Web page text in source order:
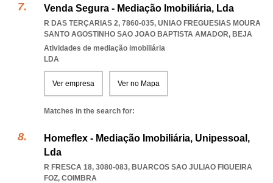
Venda Segura - Mediação Imobiliária, Lda
R DAS TERÇARIAS 2, 7860-035, UNIAO FREGUESIAS MOURA
SANTO AGOSTINHO SAO JOAO BAPTISTA AMADOR, BEJA
Atividades de mediação imobiliária
LDA
Ver empresa Ver no Mapa
Matches in the search for:
Homeflex - Mediação Imobiliária, Unipessoal,
Lda
R FRESCA 18, 3080-083, BUARCOS SAO JULIAO FIGUEIRA
FOZ, COIMBRA